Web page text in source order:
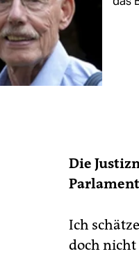
Die
Ich
doch nicht